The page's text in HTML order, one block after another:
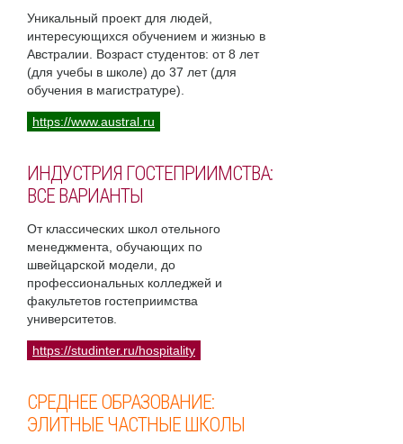
Уникальный проект для людей,
интересующихся обучением и жизнью в
Австралии. Возраст студентов: от 8 лет
(для учебы в школе) до 37 лет (для
обучения в магистратуре).
https://www.austral.ru
ИНДУСТРИЯ ГОСТЕПРИИМСТВА:
ВСЕ ВАРИАНТЫ
От классических школ отельного
менеджмента, обучающих по
швейцарской модели, до
профессиональных колледжей и
факультетов гостеприимства
университетов.
https://studinter.ru/hospitality
СРЕДНЕЕ ОБРАЗОВАНИЕ:
ЭЛИТНЫЕ ЧАСТНЫЕ ШКОЛЫ